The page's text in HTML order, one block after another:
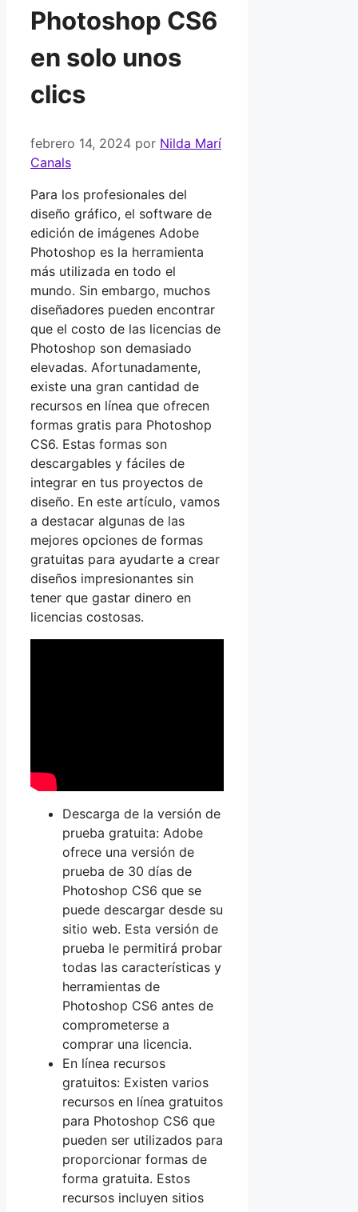
Photoshop CS6
en solo unos
clics
febrero 14, 2024 por Nilda Marí
Canals
Para los profesionales del
diseño gráfico, el software de
edición de imágenes Adobe
Photoshop es la herramienta
más utilizada en todo el
mundo. Sin embargo, muchos
diseñadores pueden encontrar
que el costo de las licencias de
Photoshop son demasiado
elevadas. Afortunadamente,
existe una gran cantidad de
recursos en línea que ofrecen
formas gratis para Photoshop
CS6. Estas formas son
descargables y fáciles de
integrar en tus proyectos de
diseño. En este artículo, vamos
a destacar algunas de las
mejores opciones de formas
gratuitas para ayudarte a crear
diseños impresionantes sin
tener que gastar dinero en
licencias costosas.
Descarga de la versión de
prueba gratuita: Adobe
ofrece una versión de
prueba de 30 días de
Photoshop CS6 que se
puede descargar desde su
sitio web. Esta versión de
prueba le permitirá probar
todas las características y
herramientas de
Photoshop CS6 antes de
comprometerse a
comprar una licencia.
En línea recursos
gratuitos: Existen varios
recursos en línea gratuitos
para Photoshop CS6 que
pueden ser utilizados para
proporcionar formas de
forma gratuita. Estos
recursos incluyen sitios